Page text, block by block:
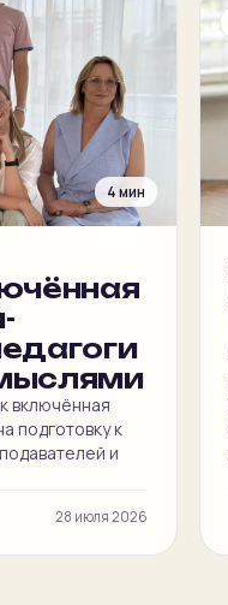
4 мин
включённая
подготовку к
и
28 июля 2026